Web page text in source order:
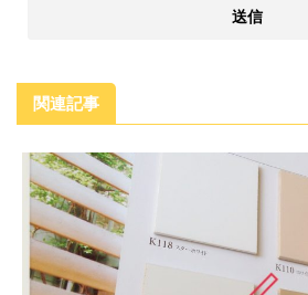
関連記事